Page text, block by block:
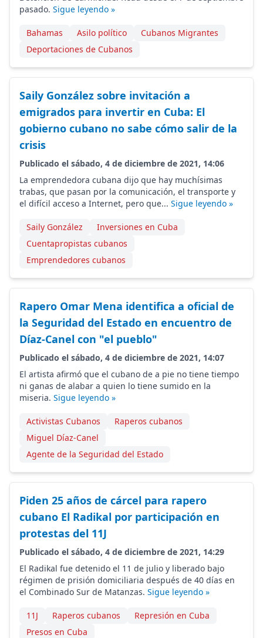
pasado. Sigue leyendo »
Bahamas Asilo político
Cubanos Migrantes
Deportaciones de Cubanos
Saily González sobre invitación a
emigrados para invertir en Cuba: El
gobierno cubano no sabe cómo salir de la
crisis
Publicado el sábado, 4 de diciembre de 2021, 14:06
La emprendedora cubana dijo que hay muchísimas
trabas, que pasan por la comunicación, el transporte y
el difícil acceso a Internet, pero que... Sigue leyendo »
Saily González
Inversiones en Cuba
Cuentapropistas cubanos
Emprendedores cubanos
Rapero Omar Mena identifica a oficial de
la Seguridad del Estado en encuentro de
Díaz-Canel con "el pueblo"
Publicado el sábado, 4 de diciembre de 2021, 14:07
El artista afirmó que el cubano de a pie no tiene tiempo
ni ganas de alabar a quien lo tiene sumido en la
miseria. Sigue leyendo »
Activistas Cubanos
Raperos cubanos
Miguel Díaz-Canel
Agente de la Seguridad del Estado
Piden 25 años de cárcel para rapero
cubano El Radikal por participación en
protestas del 11J
Publicado el sábado, 4 de diciembre de 2021, 14:29
El Radikal fue detenido el 11 de julio y liberado bajo
régimen de prisión domiciliaria después de 40 días en
el Combinado Sur de Matanzas. Sigue leyendo »
11J Raperos cubanos
Represión en Cuba
Presos en Cuba